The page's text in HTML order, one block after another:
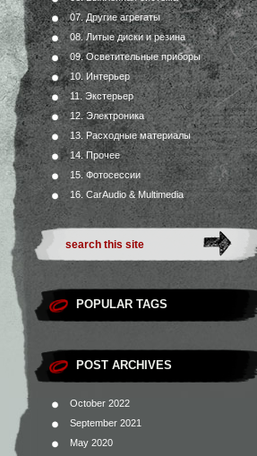
07. Другие агрегаты
08. Литые диски и резина
09. Осветительные приборы
10. Интерьер
11. Экстерьер
12. Электроника
13. Расходные материалы
14. Прочее
15. Фотосессии
16. CarAudio & Multimedia
POPULAR TAGS
POST ARCHIVES
October 2022
September 2021
May 2020